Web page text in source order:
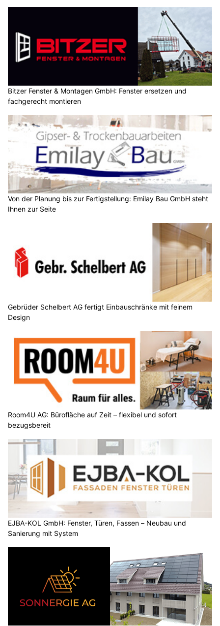
Bitzer Fenster & Montagen GmbH: Fenster ersetzen und
fachgerecht montieren
Von der Planung bis zur Fertigstellung: Emilay Bau GmbH steht
Ihnen zur Seite
Gebrüder Schelbert AG fertigt Einbauschränke mit feinem
Design
Room4U AG: Bürofläche auf Zeit – flexibel und sofort
bezugsbereit
EJBA-KOL GmbH: Fenster, Türen, Fassen – Neubau und
Sanierung mit System